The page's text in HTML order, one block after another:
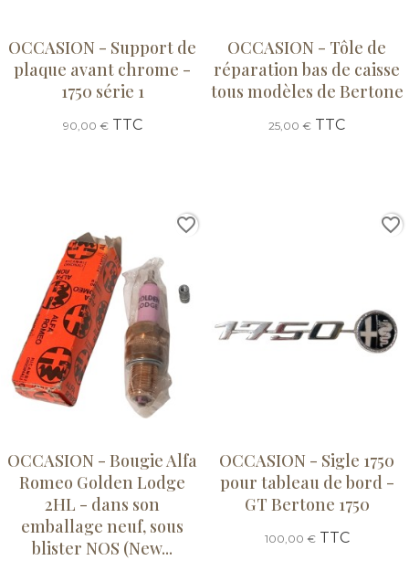
OCCASION - Support de
plaque avant chrome -
1750 série 1
90,00 €TTC
OCCASION - Tôle de
réparation bas de caisse
tous modèles de Bertone
25,00 € TTC
OCCASION - Bougie Alfa
Romeo Golden Lodge
2HL - dans son
emballage neuf, sous
blister NOS (New...
favorite_border
OCCASION - Sigle 1750
pour tableau de bord -
GT Bertone 1750
100,00 €TTC
favorite_border